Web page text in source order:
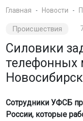
Главная Новости
Происшествия
Силовики
телефонных
Сотрудники УФСБ
России, которые